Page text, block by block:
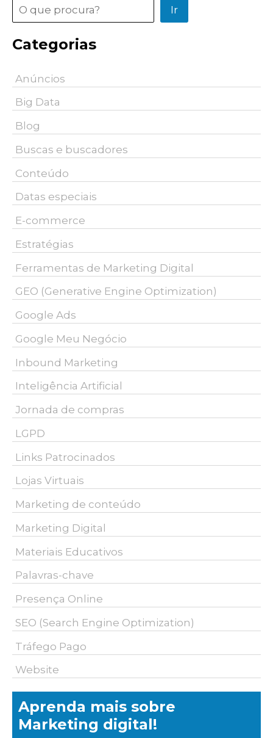
Pesquisar Ir
Categorias
Anúncios
Big Data
Blog
Buscas e buscadores
Conteúdo
Datas especiais
E-commerce
Estratégias
Ferramentas de Marketing Digital
GEO (Generative Engine Optimization)
Google Ads
Google Meu Negócio
Inbound Marketing
Inteligência Artificial
Jornada de compras
LGPD
Links Patrocinados
Lojas Virtuais
Marketing de conteúdo
Marketing Digital
Materiais Educativos
Palavras-chave
Presença Online
SEO (Search Engine Optimization)
Tráfego Pago
Website
Aprenda mais sobre
Marketing digital!